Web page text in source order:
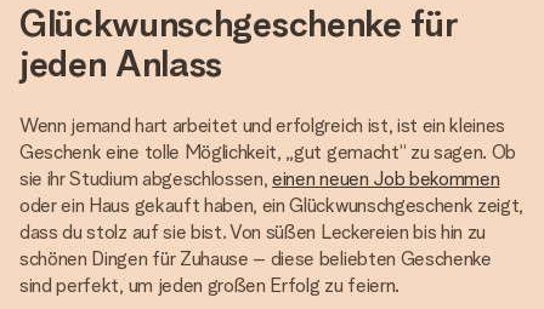
Glückwunschgeschenke für
jeden Anlass
Wenn jemand hart arbeitet und erfolgreich ist, ist ein kleines
Geschenk eine tolle Möglichkeit, „gut gemacht“ zu sagen. Ob
sie ihr Studium abgeschlossen,einen neuen Job bekommen
oder ein Haus gekauft haben, ein Glückwunschgeschenk zeigt,
dass du stolz auf sie bist. Von süßen Leckereien bis hin zu
schönen Dingen für Zuhause – diese beliebten Geschenke
sind perfekt, um jeden großen Erfolg zu feiern.